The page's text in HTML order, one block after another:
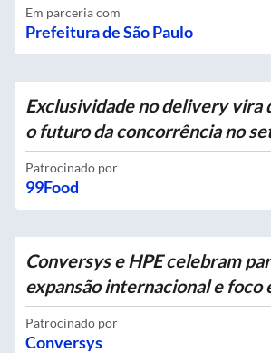
Em parceria com
Prefeitura de São Paulo
Exclusividade no delivery vira
o futuro da concorrência no
Patrocinado por
99Food
Conversys e HPE celebram
expansão internacional e foco
Patrocinado por
Conversys